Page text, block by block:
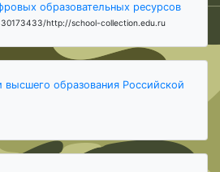
образовательных ресурсов
http://school-collection.edu.ru
высшего образования Российской